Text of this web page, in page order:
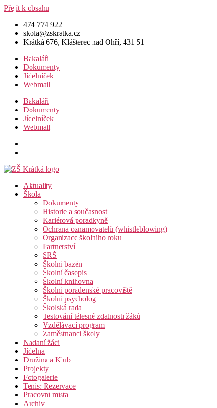
Přejít k obsahu
474 774 922
skola@zskratka.cz
Krátká 676, Klášterec nad Ohří, 431 51
Bakaláři
Dokumenty
Jídelníček
Webmail
Bakaláři
Dokumenty
Jídelníček
Webmail
Aktuality
Škola
Dokumenty
Historie a současnost
Kariérová poradkyně
Ochrana oznamovatelů (whistleblowing)
Organizace školního roku
Partnerství
SRŠ
Školní bazén
Školní časopis
Školní knihovna
Školní poradenské pracoviště
Školní psycholog
Školská rada
Testování tělesné zdatnosti žáků
Vzdělávací program
Zaměstnanci školy
Nadaní žáci
Jídelna
Družina a Klub
Projekty
Fotogalerie
Tenis: Rezervace
Pracovní místa
Archiv